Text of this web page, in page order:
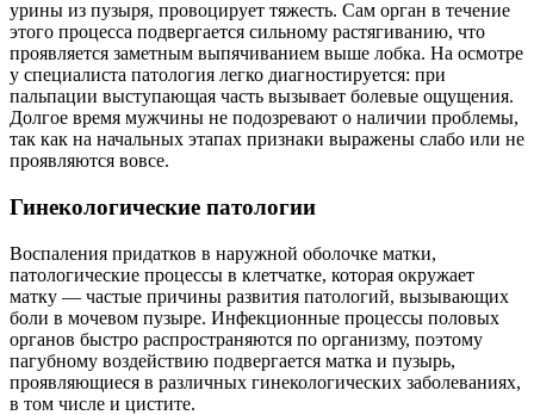
урины из пузыря, провоцирует тяжесть. Сам орган в течение
этого процесса подвергается сильному растягиванию, что
проявляется заметным выпячиванием выше лобка. На осмотре
у специалиста патология легко диагностируется: при
пальпации выступающая часть вызывает болевые ощущения.
Долгое время мужчины не подозревают о наличии проблемы,
так как на начальных этапах признаки выражены слабо или не
проявляются вовсе.
Гинекологические патологии
Воспаления придатков в наружной оболочке матки,
патологические процессы в клетчатке, которая окружает
матку — частые причины развития патологий, вызывающих
боли в мочевом пузыре. Инфекционные процессы половых
органов быстро распространяются по организму, поэтому
пагубному воздействию подвергается матка и пузырь,
проявляющиеся в различных гинекологических заболеваниях,
в том числе и цистите.